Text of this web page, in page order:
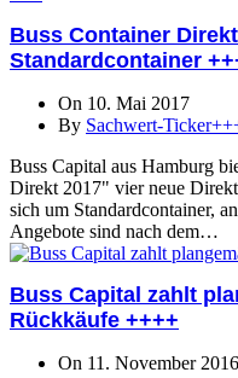
Buss Container
Standardcontainer
On 10. Mai 2017
By Sachwert-
Buss Capital aus Hamburg
Direkt 2017" vier neue
sich um Standardcontainer,
Angebote sind nach dem…
Buss Capital zahlt
Rückkäufe ++++
On 11. November 2016